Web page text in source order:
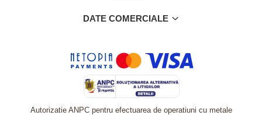
DATE COMERCIALE
Autorizatie ANPC pentru efectuarea de operatiuni cu metale